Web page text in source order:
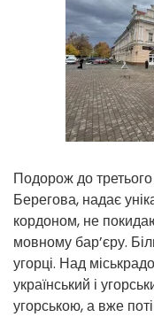
Подорож до
Берегова, надає
кордоном, не
мовному бар’єру.
угорці. Над
український і
угорською, а вже